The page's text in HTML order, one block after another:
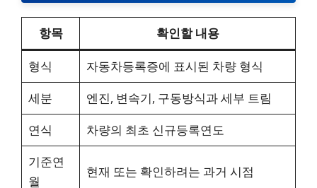
항목 확인할 내용
형식
자동차등록증에 표시된 차량 형식
세분
엔진, 변속기, 구동방식과 세부 트림
연식
차량의 최초 신규등록연도
기준연
월
현재 또는 확인하려는 과거 시점